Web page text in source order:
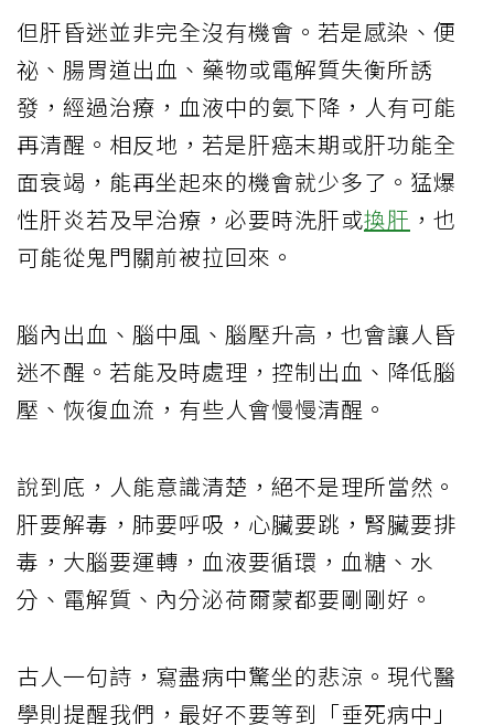
但肝昏迷並非完全沒有機會。若是感染、便
祕、腸胃道出血、藥物或電解質失衡所誘
發，經過治療，血液中的氨下降，人有可能
再清醒。相反地，若是肝癌末期或肝功能全
面衰竭，能再坐起來的機會就少多了。猛爆
性肝炎若及早治療，必要時洗肝或換肝 ，也
可能從鬼門關前被拉回來。
腦內出血、腦中風、腦壓升高，也會讓人昏
迷不醒。若能及時處理，控制出血、降低腦
壓、恢復血流，有些人會慢慢清醒。
說到底，人能意識清楚，絕不是理所當然。
肝要解毒，肺要呼吸，心臟要跳，腎臟要排
毒，大腦要運轉，血液要循環，血糖、水
分、電解質、內分泌荷爾蒙都要剛剛好。
古人一句詩，寫盡病中驚坐的悲涼。現代醫
學則提醒我們，最好不要等到「垂死病中」